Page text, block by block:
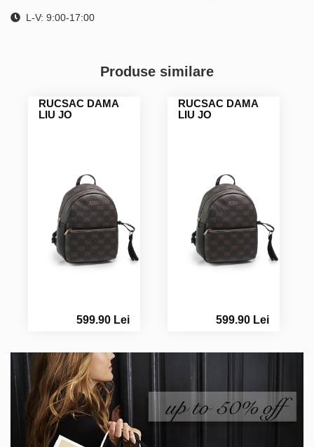
L-V: 9:00-17:00
Produse similare
RUCSAC DAMA
LIU JO
599.90 Lei
RUCSAC DAMA
LIU JO
599.90 Lei